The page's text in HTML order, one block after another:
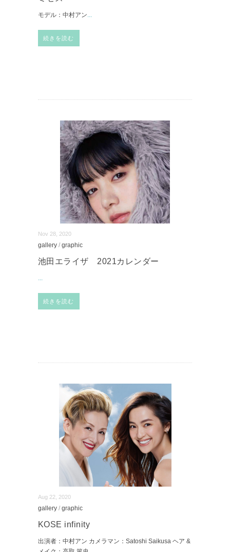
モデル：中村アン...
続きを読む
Nov 28, 2020
gallery / graphic
池田エライザ 2021カレンダー
...
続きを読む
Aug 22, 2020
gallery / graphic
KOSE infinity
出演者：中村アン カメラマン：Satoshi Saikusa ヘア &